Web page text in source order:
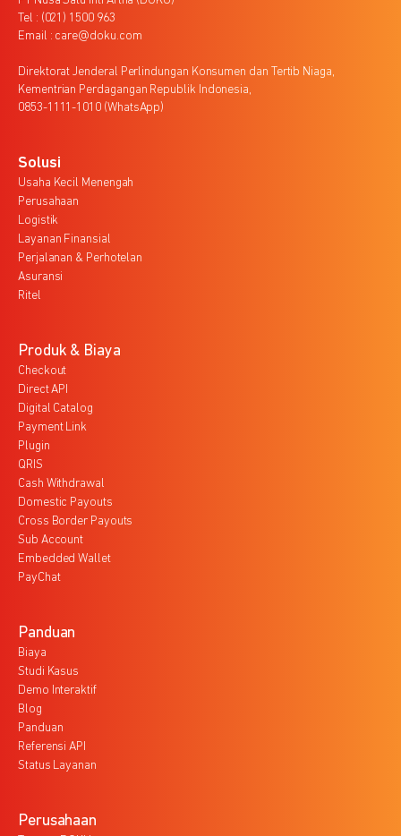
Tel : (021) 1500 963
Email : care@doku.com
Direktorat Jenderal Perlindungan Konsumen dan Tertib Niaga,
Kementrian Perdagangan Republik Indonesia,
0853-1111-1010 (WhatsApp)
Solusi
Usaha Kecil Menengah
Perusahaan
Logistik
Layanan Finansial
Perjalanan & Perhotelan
Asuransi
Ritel
Produk & Biaya
Checkout
Direct API
Digital Catalog
Payment Link
Plugin
QRIS
Cash Withdrawal
Domestic Payouts
Cross Border Payouts
Sub Account
Embedded Wallet
PayChat
Panduan
Biaya
Studi Kasus
Demo Interaktif
Blog
Panduan
Referensi API
Status Layanan
Perusahaan